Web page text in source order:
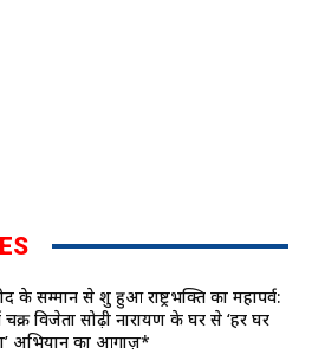
के सम्मान से शुरू हुआ राष्ट्रभक्ति का महापर्व:
चक्र विजेता सोढ़ी नारायण के घर से ‘हर घर
अभियान का आगाज़*